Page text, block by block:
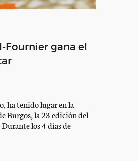
Fournier gana el
ha tenido lugar en la
Burgos, la 23 edición del
los 4 días de
cuerpos comunes,